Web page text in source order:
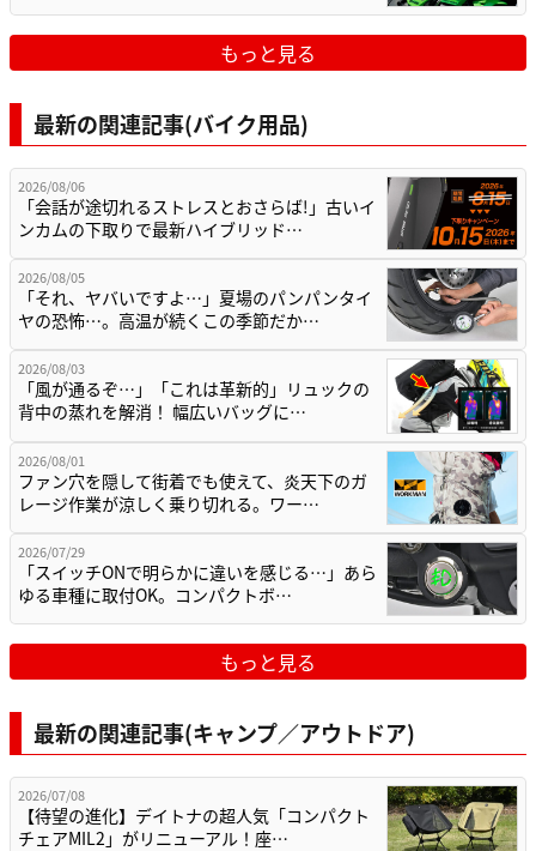
もっと見る
最新の関連記事(バイク用品)
2026/08/06
「会話が途切れるストレスとおさらば!」古いイ
ンカムの下取りで最新ハイブリッド…
2026/08/05
「それ、ヤバいですよ…」夏場のパンパンタイ
ヤの恐怖…。高温が続くこの季節だか…
2026/08/03
「風が通るぞ…」「これは革新的」リュックの
背中の蒸れを解消！ 幅広いバッグに…
2026/08/01
ファン穴を隠して街着でも使えて、炎天下のガ
レージ作業が涼しく乗り切れる。ワー…
2026/07/29
「スイッチONで明らかに違いを感じる…」あら
ゆる車種に取付OK。コンパクトボ…
もっと見る
最新の関連記事(キャンプ／アウトドア)
2026/07/08
【待望の進化】デイトナの超人気「コンパクト
チェアMIL2」がリニューアル！座…